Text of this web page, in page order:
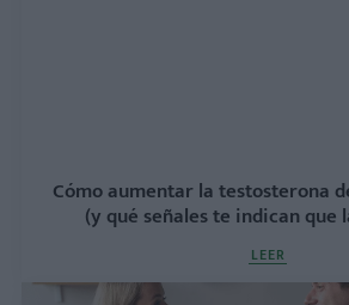
Cómo aumentar la testosterona
(y qué señales te indican que
LEER